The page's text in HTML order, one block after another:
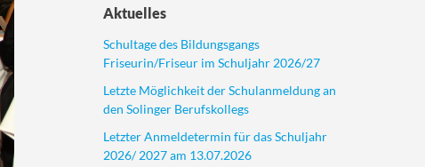
Aktuelles
Schultage des Bildungsgangs
Friseurin/Friseur im Schuljahr 2026/27
Letzte Möglichkeit der Schulanmeldung an
den Solinger Berufskollegs
Letzter Anmeldetermin für das Schuljahr
2026/ 2027 am 13.07.2026